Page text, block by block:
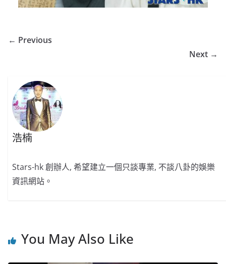
← Previous
Next →
浩楠
Stars-hk 創辦人, 希望建立一個只談專業, 不談八卦的娛樂
資訊網站。
You May Also Like